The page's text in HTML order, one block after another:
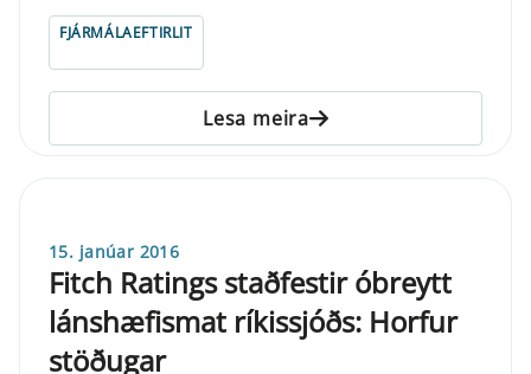
FJÁRMÁLAEFTIRLIT
Lesa meira
15. janúar 2016
Fitch Ratings staðfestir óbreytt
lánshæfismat ríkissjóðs: Horfur
stöðugar